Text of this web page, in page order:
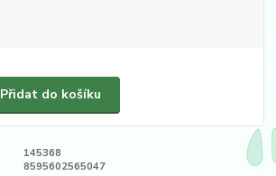
Přidat do košíku
145368
8595602565047